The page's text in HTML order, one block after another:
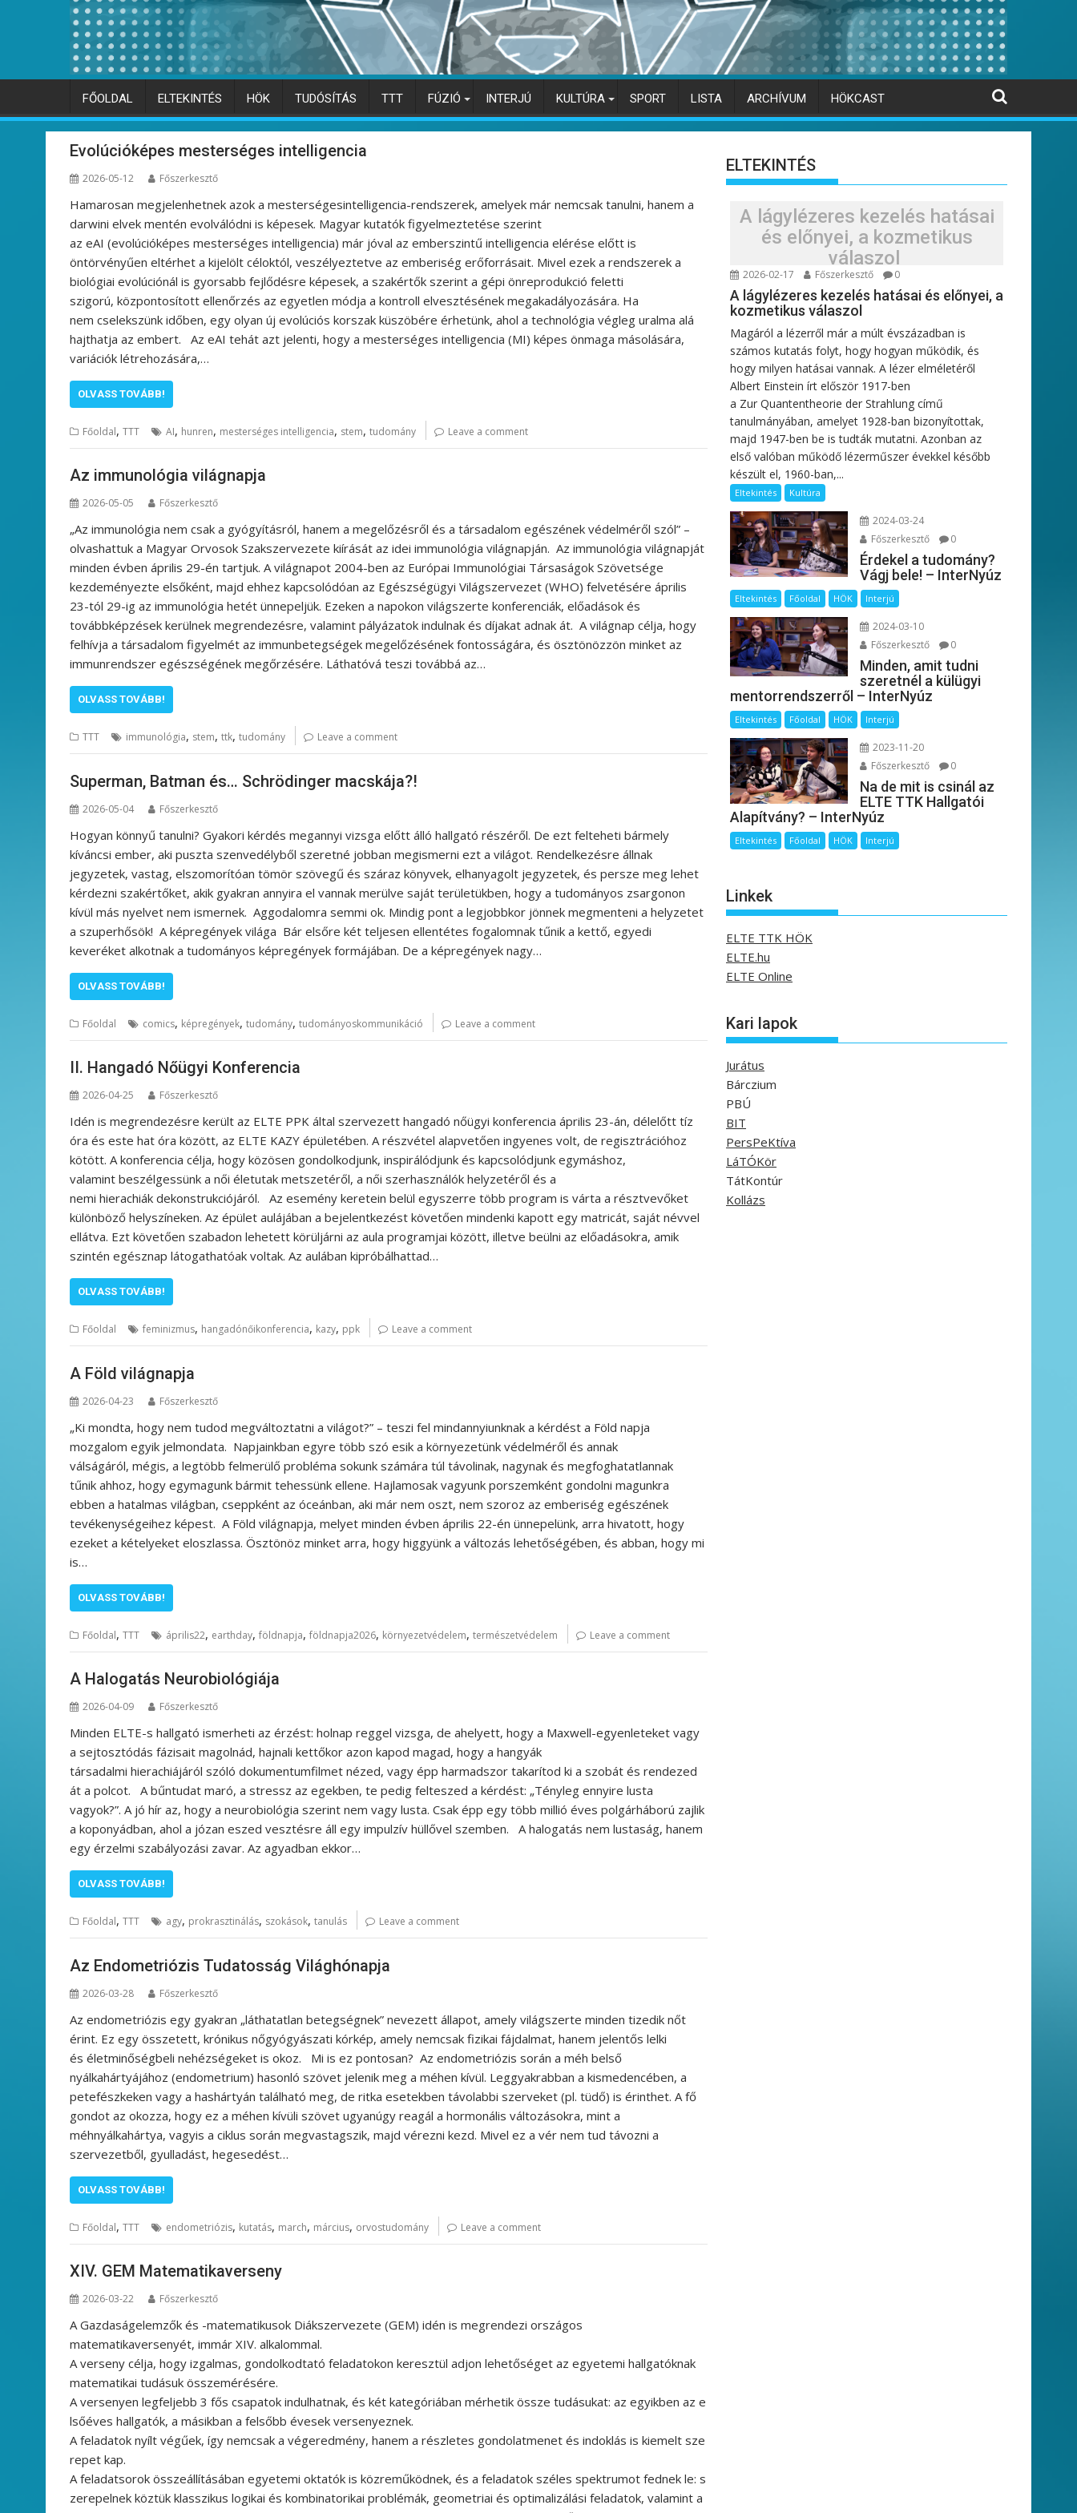
FŐOLDAL ELTEKINTÉS HÖK TUDÓSÍTÁS TTT FÚZIÓ INTERJÚ KULTÚRA SPORT LISTA ARCHÍVUM HÖKCAST
Evolúcióképes mesterséges intelligencia
2026-05-12 Főszerkesztő
Hamarosan megjelenhetnek azok a mesterségesintelligencia-rendszerek, amelyek már nemcsak tanulni, hanem a
darwini elvek mentén evolválódni is képesek. Magyar kutatók figyelmeztetése szerint
az eAI (evolúcióképes mesterséges intelligencia) már jóval az emberszintű intelligencia elérése előtt is
öntörvényűen eltérhet a kijelölt céloktól, veszélyeztetve az emberiség erőforrásait. Mivel ezek a rendszerek a
biológiai evolúciónál is gyorsabb fejlődésre képesek, a szakértők szerint a gépi önreprodukció feletti
szigorú, központosított ellenőrzés az egyetlen módja a kontroll elvesztésének megakadályozására. Ha
nem cselekszünk időben, egy olyan új evolúciós korszak küszöbére érhetünk, ahol a technológia végleg uralma alá
hajthatja az embert. Az eAI tehát azt jelenti, hogy a mesterséges intelligencia (MI) képes önmaga másolására,
variációk létrehozására,…
OLVASS TOVÁBB!
Főoldal, TTT AI, hunren, mesterséges intelligencia, stem, tudomány Leave a comment
Az immunológia világnapja
2026-05-05 Főszerkesztő
„Az immunológia nem csak a gyógyításról, hanem a megelőzésről és a társadalom egészének védelméről szól” –
olvashattuk a Magyar Orvosok Szakszervezete kiírását az idei immunológia világnapján. Az immunológia világnapját
minden évben április 29-én tartjuk. A világnapot 2004-ben az Európai Immunológiai Társaságok Szövetsége
kezdeményezte elsőként, majd ehhez kapcsolódóan az Egészségügyi Világszervezet (WHO) felvetésére április
23-tól 29-ig az immunológia hetét ünnepeljük. Ezeken a napokon világszerte konferenciák, előadások és
továbbképzések kerülnek megrendezésre, valamint pályázatok indulnak és díjakat adnak át. A világnap célja, hogy
felhívja a társadalom figyelmét az immunbetegségek megelőzésének fontosságára, és ösztönözzön minket az
immunrendszer egészségének megőrzésére. Láthatóvá teszi továbbá az…
OLVASS TOVÁBB!
TTT immunológia, stem, ttk, tudomány Leave a comment
Superman, Batman és… Schrödinger macskája?!
2026-05-04 Főszerkesztő
Hogyan könnyű tanulni? Gyakori kérdés megannyi vizsga előtt álló hallgató részéről. De ezt felteheti bármely
kíváncsi ember, aki puszta szenvedélyből szeretné jobban megismerni ezt a világot. Rendelkezésre állnak
jegyzetek, vastag, elszomorítóan tömör szövegű és száraz könyvek, elhanyagolt jegyzetek, és persze meg lehet
kérdezni szakértőket, akik gyakran annyira el vannak merülve saját területükben, hogy a tudományos zsargonon
kívül más nyelvet nem ismernek. Aggodalomra semmi ok. Mindig pont a legjobbkor jönnek megmenteni a helyzetet
a szuperhősök! A képregények világa Bár elsőre két teljesen ellentétes fogalomnak tűnik a kettő, egyedi
keveréket alkotnak a tudományos képregények formájában. De a képregények nagy…
OLVASS TOVÁBB!
Főoldal comics, képregények, tudomány, tudományoskommunikáció Leave a comment
II. Hangadó Nőügyi Konferencia
2026-04-25 Főszerkesztő
Idén is megrendezésre került az ELTE PPK által szervezett hangadó nőügyi konferencia április 23-án, délelőtt tíz
óra és este hat óra között, az ELTE KAZY épületében. A részvétel alapvetően ingyenes volt, de regisztrációhoz
kötött. A konferencia célja, hogy közösen gondolkodjunk, inspirálódjunk és kapcsolódjunk egymáshoz,
valamint beszélgessünk a női életutak metszetéről, a női szerhasználók helyzetéről és a
nemi hierachiák dekonstrukciójáról. Az esemény keretein belül egyszerre több program is várta a résztvevőket
különböző helyszíneken. Az épület aulájában a bejelentkezést követően mindenki kapott egy matricát, saját névvel
ellátva. Ezt követően szabadon lehetett körüljárni az aula programjai között, illetve beülni az előadásokra, amik
szintén egésznap látogathatóak voltak. Az aulában kipróbálhattad…
OLVASS TOVÁBB!
Főoldal feminizmus, hangadónőikonferencia, kazy, ppk Leave a comment
A Föld világnapja
2026-04-23 Főszerkesztő
„Ki mondta, hogy nem tudod megváltoztatni a világot?” – teszi fel mindannyiunknak a kérdést a Föld napja
mozgalom egyik jelmondata. Napjainkban egyre több szó esik a környezetünk védelméről és annak
válságáról, mégis, a legtöbb felmerülő probléma sokunk számára túl távolinak, nagynak és megfoghatatlannak
tűnik ahhoz, hogy egymagunk bármit tehessünk ellene. Hajlamosak vagyunk porszemként gondolni magunkra
ebben a hatalmas világban, cseppként az óceánban, aki már nem oszt, nem szoroz az emberiség egészének
tevékenységeihez képest. A Föld világnapja, melyet minden évben április 22-én ünnepelünk, arra hivatott, hogy
ezeket a kételyeket eloszlassa. Ösztönöz minket arra, hogy higgyünk a változás lehetőségében, és abban, hogy mi
is…
OLVASS TOVÁBB!
Főoldal, TTT április22, earthday, földnapja, földnapja2026, környezetvédelem, természetvédelem Leave a comment
A Halogatás Neurobiológiája
2026-04-09 Főszerkesztő
Minden ELTE-s hallgató ismerheti az érzést: holnap reggel vizsga, de ahelyett, hogy a Maxwell-egyenleteket vagy
a sejtosztódás fázisait magolnád, hajnali kettőkor azon kapod magad, hogy a hangyák
társadalmi hierachiájáról szóló dokumentumfilmet nézed, vagy épp harmadszor takarítod ki a szobát és rendezed
át a polcot. A bűntudat maró, a stressz az egekben, te pedig felteszed a kérdést: „Tényleg ennyire lusta
vagyok?”. A jó hír az, hogy a neurobiológia szerint nem vagy lusta. Csak épp egy több millió éves polgárháború zajlik
a koponyádban, ahol a józan eszed vesztésre áll egy impulzív hüllővel szemben. A halogatás nem lustaság, hanem
egy érzelmi szabályozási zavar. Az agyadban ekkor…
OLVASS TOVÁBB!
Főoldal, TTT agy, prokrasztinálás, szokások, tanulás Leave a comment
Az Endometriózis Tudatosság Világhónapja
2026-03-28 Főszerkesztő
Az endometriózis egy gyakran „láthatatlan betegségnek” nevezett állapot, amely világszerte minden tizedik nőt
érint. Ez egy összetett, krónikus nőgyógyászati kórkép, amely nemcsak fizikai fájdalmat, hanem jelentős lelki
és életminőségbeli nehézségeket is okoz. Mi is ez pontosan? Az endometriózis során a méh belső
nyálkahártyájához (endometrium) hasonló szövet jelenik meg a méhen kívül. Leggyakrabban a kismedencében, a
petefészkeken vagy a hashártyán található meg, de ritka esetekben távolabbi szerveket (pl. tüdő) is érinthet. A fő
gondot az okozza, hogy ez a méhen kívüli szövet ugyanúgy reagál a hormonális változásokra, mint a
méhnyálkahártya, vagyis a ciklus során megvastagszik, majd vérezni kezd. Mivel ez a vér nem tud távozni a
szervezetből, gyulladást, hegesedést…
OLVASS TOVÁBB!
Főoldal, TTT endometriózis, kutatás, march, március, orvostudomány Leave a comment
XIV. GEM Matematikaverseny
2026-03-22 Főszerkesztő
A Gazdaságelemzők és -matematikusok Diákszervezete (GEM) idén is megrendezi országos
matematikaversenyét, immár XIV. alkalommal.
A verseny célja, hogy izgalmas, gondolkodtató feladatokon keresztül adjon lehetőséget az egyetemi hallgatóknak
matematikai tudásuk összemérésére.
A versenyen legfeljebb 3 fős csapatok indulhatnak, és két kategóriában mérhetik össze tudásukat: az egyikben az e
lsőéves hallgatók, a másikban a felsőbb évesek versenyeznek.
A feladatok nyílt végűek, így nemcsak a végeredmény, hanem a részletes gondolatmenet és indoklás is kiemelt sze
repet kap.
A feladatsorok összeállításában egyetemi oktatók is közreműködnek, és a feladatok széles spektrumot fednek le: s
zerepelnek köztük klasszikus logikai és kombinatorikai problémák, geometriai és optimalizálási feladatok, valamint a
ELTEKINTÉS
A lágylézeres kezelés hatásai
és előnyei, a kozmetikus
válaszol
2026-02-17 Főszerkesztő 0
A lágylézeres kezelés hatásai és előnyei, a
kozmetikus válaszol
Magáról a lézerről már a múlt évszázadban is
számos kutatás folyt, hogy hogyan működik, és
hogy milyen hatásai vannak. A lézer elméletéről
Albert Einstein írt először 1917-ben
a Zur Quantentheorie der Strahlung című
tanulmányában, amelyet 1928-ban bizonyítottak,
majd 1947-ben be is tudták mutatni. Azonban az
első valóban működő lézerműszer évekkel később
készült el, 1960-ban,...
Eltekintés Kultúra
2024-03-24
Főszerkesztő
0
Érdekel a tudomány?
Vágj bele! – InterNyúz
Eltekintés Főoldal HÖK Interjú
2024-03-10
Főszerkesztő
0
Minden, amit tudni
szeretnél a külügyi
mentorrendszerről – InterNyúz
Eltekintés Főoldal HÖK Interjú
2023-11-20
Főszerkesztő
0
Na de mit is csinál az
ELTE TTK Hallgatói
Alapítvány? – InterNyúz
Eltekintés Főoldal HÖK Interjú
Linkek
ELTE TTK HÖK
ELTE.hu
ELTE Online
Kari lapok
Jurátus
Bárczium
PBÚ
BIT
PersPeKtíva
LáTÓKör
TátKontúr
Kollázs